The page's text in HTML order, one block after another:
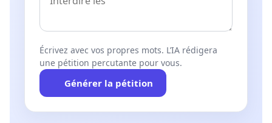
Écrivez avec vos propres mots. L’IA rédigera
une pétition percutante pour vous.
Générer la pétition